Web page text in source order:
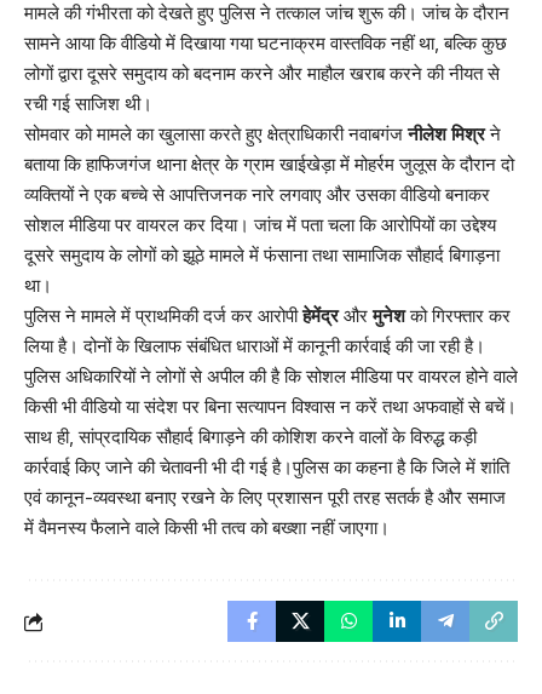
मामले की गंभीरता को देखते हुए पुलिस ने तत्काल जांच शुरू की। जांच के दौरान
सामने आया कि वीडियो में दिखाया गया घटनाक्रम वास्तविक नहीं था, बल्कि कुछ
लोगों द्वारा दूसरे समुदाय को बदनाम करने और माहौल खराब करने की नीयत से
रची गई साजिश थी।
सोमवार को मामले का खुलासा करते हुए क्षेत्राधिकारी नवाबगंजनीलेश मिश्रने
बताया कि हाफिजगंज थाना क्षेत्र के ग्राम खाईखेड़ा में मोहर्रम जुलूस के दौरान दो
व्यक्तियों ने एक बच्चे से आपत्तिजनक नारे लगवाए और उसका वीडियो बनाकर
सोशल मीडिया पर वायरल कर दिया। जांच में पता चला कि आरोपियों का उद्देश्य
दूसरे समुदाय के लोगों को झूठे मामले में फंसाना तथा सामाजिक सौहार्द बिगाड़ना
था।
पुलिस ने मामले में प्राथमिकी दर्ज कर आरोपीहेमेंद्रऔरमुनेशको गिरफ्तार कर
लिया है। दोनों के खिलाफ संबंधित धाराओं में कानूनी कार्रवाई की जा रही है।
पुलिस अधिकारियों ने लोगों से अपील की है कि सोशल मीडिया पर वायरल होने वाले
किसी भी वीडियो या संदेश पर बिना सत्यापन विश्वास न करें तथा अफवाहों से बचें।
साथ ही, सांप्रदायिक सौहार्द बिगाड़ने की कोशिश करने वालों के विरुद्ध कड़ी
कार्रवाई किए जाने की चेतावनी भी दी गई है।पुलिस का कहना है कि जिले में शांति
एवं कानून-व्यवस्था बनाए रखने के लिए प्रशासन पूरी तरह सतर्क है और समाज
में वैमनस्य फैलाने वाले किसी भी तत्व को बख्शा नहीं जाएगा।